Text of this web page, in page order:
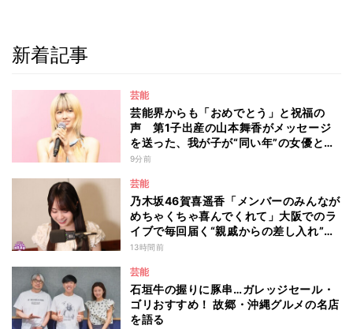
新着記事
芸能
芸能界からも「おめでとう」と祝福の
声 第1子出産の山本舞香がメッセージ
を送った、我が子が“同い年”の女優と
は 今月1日には2年在籍した所属事務所
改めて考えながら…」
9分前
芸能
乃木坂46賀喜遥香「メンバーのみんなが
めちゃくちゃ喜んでくれて」大阪でのラ
イブで毎回届く“親戚からの差し入れ”と
は？
13時間前
芸能
石垣牛の握りに豚串…ガレッジセール・
ゴリおすすめ！ 故郷・沖縄グルメの名店
を語る